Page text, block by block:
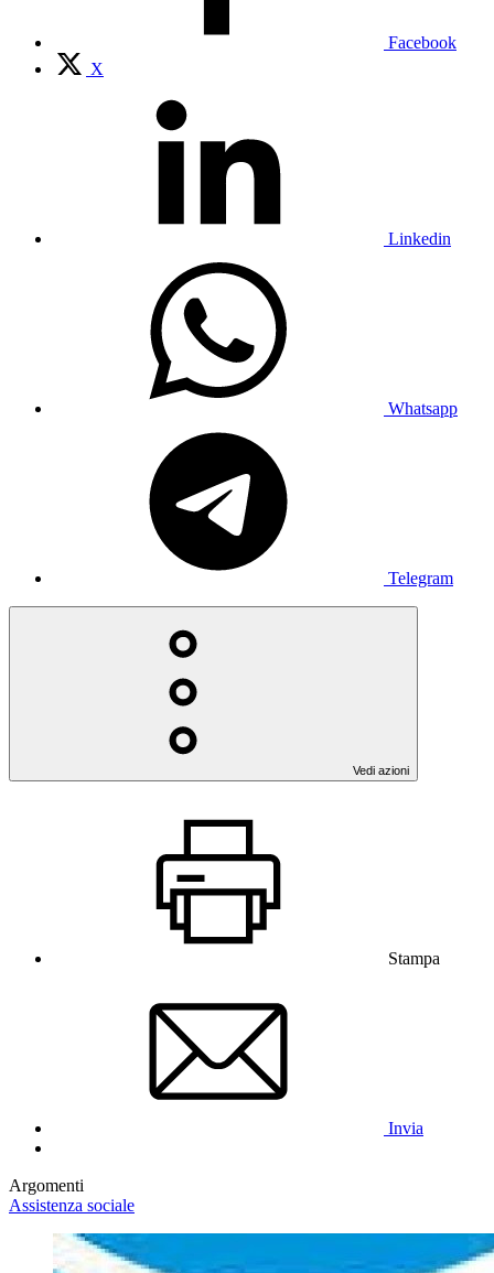
Facebook
X
Linkedin
Whatsapp
Telegram
Vedi azioni
Stampa
Invia
Argomenti
Assistenza sociale